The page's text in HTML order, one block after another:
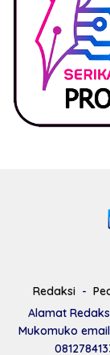
Redaksi
Alamat
Mukomuko